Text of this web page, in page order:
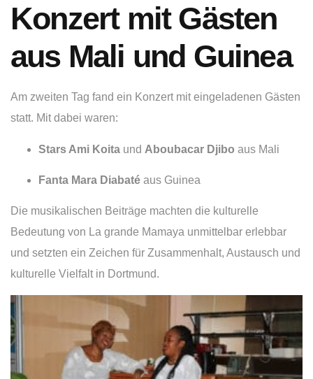
Konzert mit Gästen
aus Mali und Guinea
Am zweiten Tag fand ein Konzert mit eingeladenen Gästen
statt. Mit dabei waren:
Stars Ami Koita und Aboubacar Djibo aus Mali
Fanta Mara Diabaté aus Guinea
Die musikalischen Beiträge machten die kulturelle
Bedeutung von La grande Mamaya unmittelbar erlebbar
und setzten ein Zeichen für Zusammenhalt, Austausch und
kulturelle Vielfalt in Dortmund.